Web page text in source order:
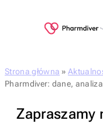
Strona główna »
Pharmdiver: dane,
Zapraszamy